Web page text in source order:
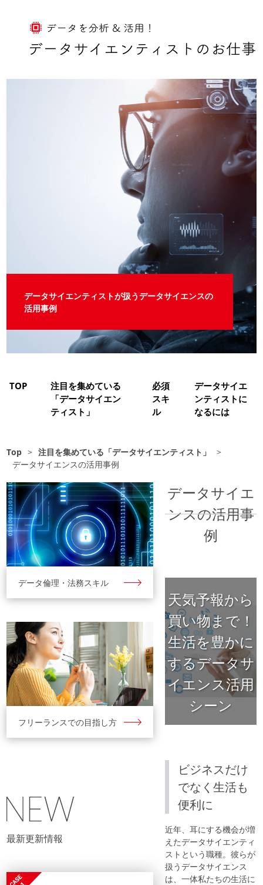
データサイエンティストが扱うデータサイエンスの
活用事例
TOP
注目を集めている
「データサイエン
ティスト」
必須
スキ
ル
データサイエ
ンティストに
なるには
Top > 注目を集めている「データサイエンティスト」
>
データサイエンスの活用事例
データサイエ
ンスの活用事
例
天気予報から
買い物まで！
生活を豊かに
するデータサ
イエンス活用
シーン
ビジネスだけ
でなく生活も
便利に
近年、耳にする機会が増
えたデータサイエンティ
ストという職種。彼らが
扱うデータサイエンス
は、一体私たちの生活に
データ倫理・法務スキル
フリーランスでの目指し方
最新更新情報